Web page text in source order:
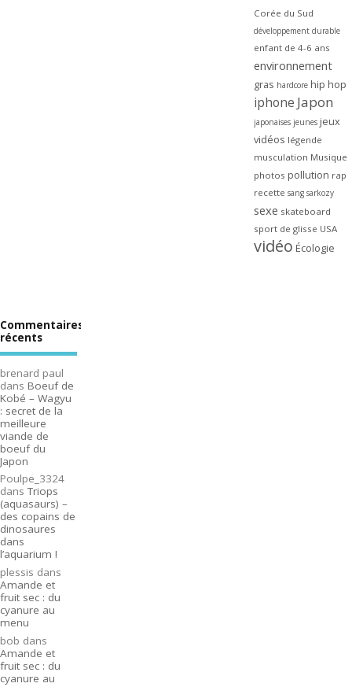
Corée du Sud
développement durable
enfant de 4-6 ans
environnement
gras hardcore hip hop
iphone Japon
japonaises jeunes jeux
vidéos légende
musculation Musique
photos pollution rap
recette sang sarkozy
sexe skateboard
sport de glisse USA
vidéo Écologie
Commentaires
récents
brenard paul
dans Boeuf de
Kobé – Wagyu
: secret de la
meilleure
viande de
boeuf du
Japon
Poulpe_3324
dansTriops
(aquasaurs) –
des copains de
dinosaures
dans
l’aquarium !
plessis dans
Amande et
fruit sec : du
cyanure au
menu
bob dans
Amande et
fruit sec : du
cyanure au